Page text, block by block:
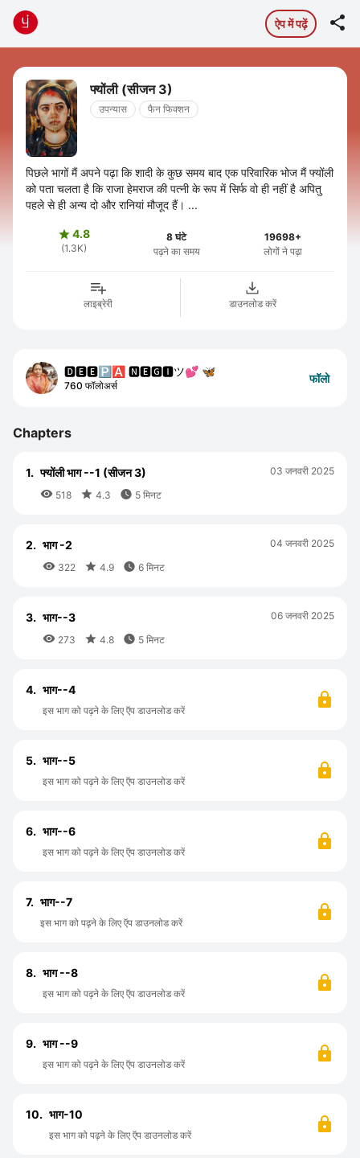
ऐप में पढ़ें 
फ्योंली (सीजन 3)
उपन्यास फैन फिक्शन
पिछले भागों मैं अपने पढ़ा कि शादी के कुछ समय बाद एक परिवारिक भोज मैं फ्योंली
को पता चलता है कि राजा हेमराज की पत्नी के रूप में सिर्फ वो ही नहीं है अपितु
पहले से ही अन्य दो और रानियां मौजूद हैं। ...
4.8
(1.3K)
8 घंटे
पढ़ने का समय
19698+
लोगों ने पढ़ा
लाइब्रेरी डाउनलोड करें
🅳🅴🅴🅿🅰 🅽🅴🅶🅸ツ💕 🦋
760 फॉलोअर्स
फॉलो
Chapters
1. फ्योंली भाग --1 (सीजन 3)
 518  4.3  5 मिनट
03 जनवरी 2025
2. भाग -2
 322  4.9  6 मिनट
04 जनवरी 2025
3. भाग--3
 273  4.8  5 मिनट
06 जनवरी 2025
4. भाग--4
इस भाग को पढ़ने के लिए ऍप डाउनलोड करें
5. भाग--5
इस भाग को पढ़ने के लिए ऍप डाउनलोड करें
6. भाग--6
इस भाग को पढ़ने के लिए ऍप डाउनलोड करें
7. भाग--7
इस भाग को पढ़ने के लिए ऍप डाउनलोड करें
8. भाग --8
इस भाग को पढ़ने के लिए ऍप डाउनलोड करें
9. भाग --9
इस भाग को पढ़ने के लिए ऍप डाउनलोड करें
10. भाग-10
इस भाग को पढ़ने के लिए ऍप डाउनलोड करें